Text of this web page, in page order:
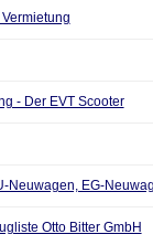
- Der EVT Scooter
Neuwagen, EG-
Otto Bitter GmbH